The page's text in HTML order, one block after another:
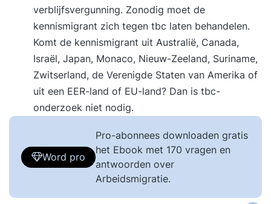
verblijfsvergunning. Zonodig moet de
kennismigrant zich tegen tbc laten behandelen.
Komt de kennismigrant uit Australië, Canada,
Israël, Japan, Monaco, Nieuw-Zeeland, Suriname,
Zwitserland, de Verenigde Staten van Amerika of
uit een EER-land of EU-land? Dan is tbc-
onderzoek niet nodig.
Word pro
Pro-abonnees downloaden gratis
het Ebook met 170 vragen en
antwoorden over
Arbeidsmigratie.